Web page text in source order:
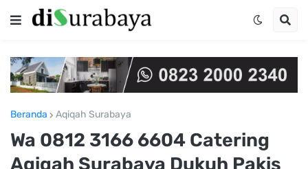
Beranda Aqiqah Surabaya
Wa 0812 3166 6604 Catering
Aqiqah Surabaya Dukuh Pakis